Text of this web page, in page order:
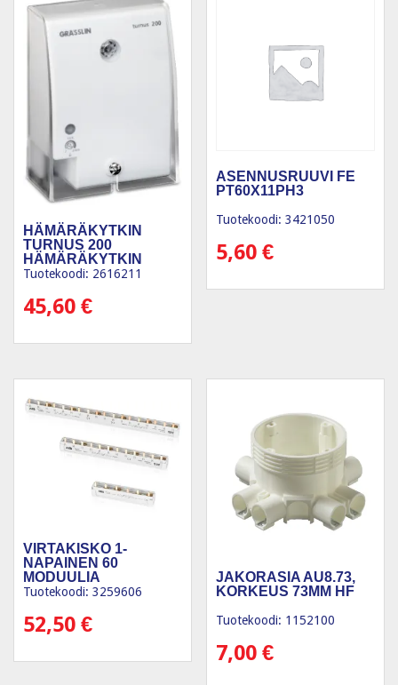
HÄMÄRÄKYTKIN
TURNUS 200
HÄMÄRÄKYTKIN
Tuotekoodi: 2616211
45,60 €
ASENNUSRUUVI FE
PT60X11PH3
Tuotekoodi: 3421050
5,60€
VIRTAKISKO 1-
NAPAINEN 60
MODUULIA
Tuotekoodi: 3259606
52,50 €
JAKORASIA AU8.73,
KORKEUS 73MM HF
Tuotekoodi: 1152100
7,00€